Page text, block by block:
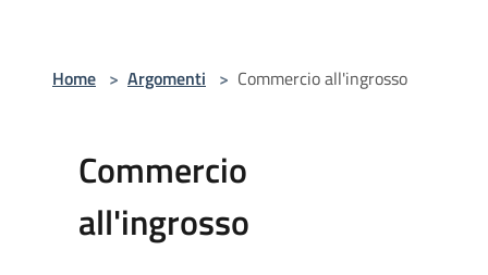
Home > Argomenti > Commercio all'ingrosso
Commercio
all'ingrosso